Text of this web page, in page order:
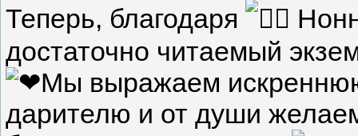
Теперь, благодаря
достаточно читаемый
Мы выражаем
дарителю и от души